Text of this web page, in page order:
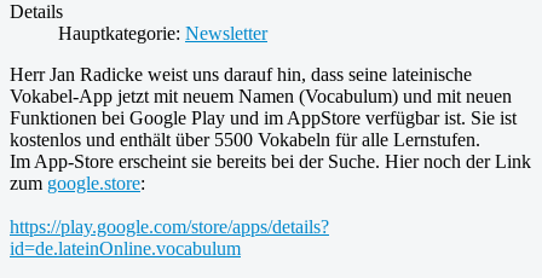
Details
Hauptkategorie: Newsletter
Herr Jan Radicke weist uns darauf hin, dass seine lateinische
Vokabel-App jetzt mit neuem Namen (Vocabulum) und mit neuen
Funktionen bei Google Play und im AppStore verfügbar ist. Sie ist
kostenlos und enthält über 5500 Vokabeln für alle Lernstufen.
Im App-Store erscheint sie bereits bei der Suche. Hier noch der Link
zum google.store:
https://play.google.com/store/apps/details?
id=de.lateinOnline.vocabulum